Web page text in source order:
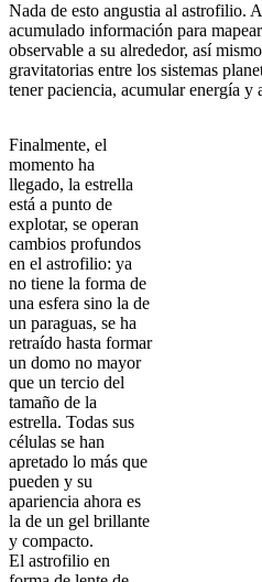
Nada de esto angustia al astrofilio.
acumulado información para
observable a su alrededor, así
gravitatorias entre los sistemas
tener paciencia, acumular energía y
Finalmente, el
momento ha
llegado, la estrella
está a punto de
explotar, se operan
cambios profundos
en el astrofilio: ya
no tiene la forma de
una esfera sino la de
un paraguas, se ha
retraído hasta formar
un domo no mayor
que un tercio del
tamaño de la
estrella. Todas sus
células se han
apretado lo más que
pueden y su
apariencia ahora es
la de un gel brillante
y compacto.
El astrofilio en